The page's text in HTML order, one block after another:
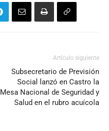
Artículo siguiente
Subsecretario de Previsión
Social lanzó en Castro la
Mesa Nacional de Seguridad y
Salud en el rubro acuícola